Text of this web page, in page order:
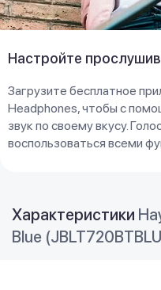
Настройте
Загрузите бесплатное
Headphones, чтобы с
звук по своему вкусу.
воспользоваться всеми
Характеристики
Blue